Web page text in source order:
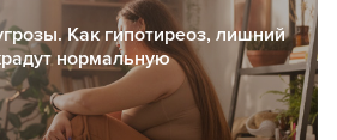
Как гипотиреоз, лишний
нормальную